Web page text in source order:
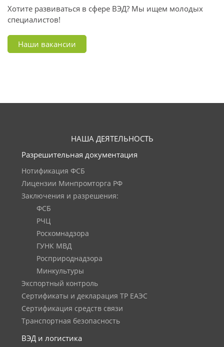
Хотите развиваться в сфере ВЭД? Мы ищем молодых
специалистов!
Наши вакансии
НАША ДЕЯТЕЛЬНОСТЬ
Разрешительная документация
Нотификация ФСБ
Лицензии Минпромторга РФ
Заключения и разрешения:
ФСБ
РЧЦ
Роскомнадзора
ГУНК МВД
Росприроднадзора
Минкультуры
Экспортный контроль
Сертификаты и декларация ТР ЕАЭС
Сертификация средств связи
Транспортная безопасность
ВЭД и логистика